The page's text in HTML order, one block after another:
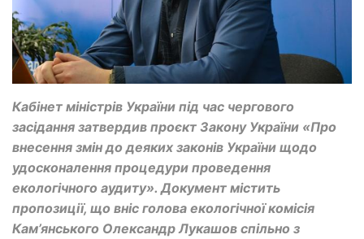
Кабінет міністрів України під час чергового
засідання затвердив проєкт Закону України «Про
внесення змін до деяких законів України щодо
удосконалення процедури проведення
екологічного аудиту». Документ містить
пропозиції, що вніс голова екологічної комісія
Кам’янського Олександр Лукашов спільно з